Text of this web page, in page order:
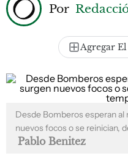
Por
Agregar
Desde Bomberos esperan al
nuevos focos o se reinician,
Pablo Benitez